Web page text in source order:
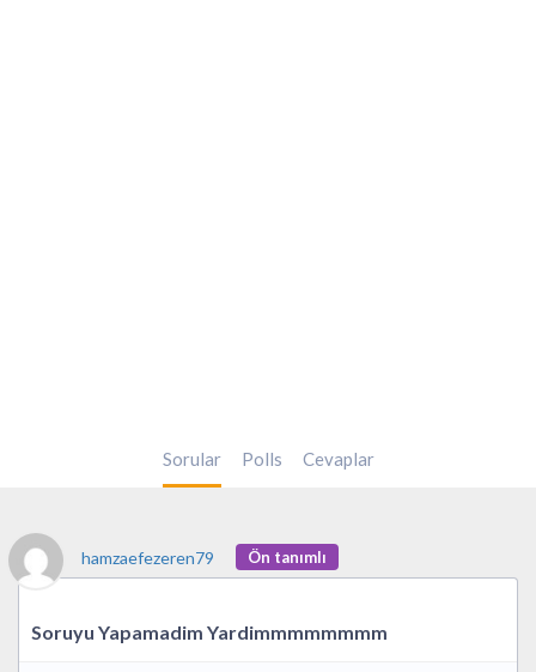
Sorular Polls Cevaplar
hamzaefezeren79 Ön tanımlı
Soruyu Yapamadim Yardimmmmmmmm